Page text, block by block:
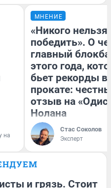
на
МНЕНИЕ
«Никого нельзя
победить». О
главный
этого года,
бьет рекорды в
прокате:
отзыв на
Нолана
Стас Соколов
Эксперт
и грязь. Стоит